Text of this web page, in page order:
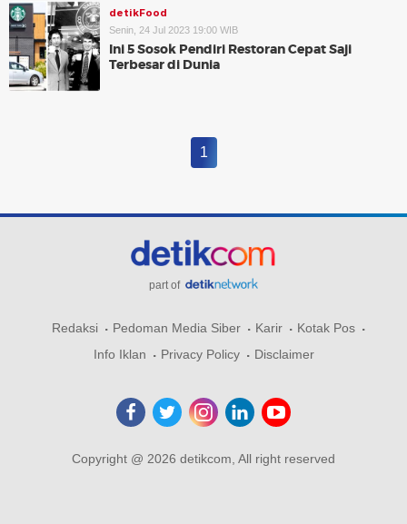
detikFood
Senin, 24 Jul 2023 19:00 WIB
Ini 5 Sosok Pendiri Restoran Cepat Saji
Terbesar di Dunia
1
part of
Redaksi Pedoman Media Siber Karir
Kotak Pos
Info Iklan
Privacy Policy Disclaimer
Copyright @ 2026 detikcom, All right reserved